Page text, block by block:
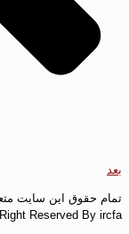
بعد
Right Reserved By ircfa © )